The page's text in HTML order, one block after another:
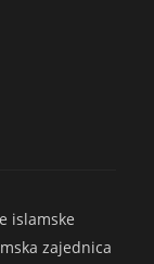
islamske
zajednica